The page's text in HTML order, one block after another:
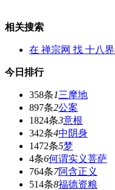
相关搜索
在 禅宗网 找 十八
今日排行
358条1三摩地
897条2公案
1824条3意根
342条4中阴身
1472条5梦
4条6何谓实义菩萨
764条7阿含正义
514条8福德资粮